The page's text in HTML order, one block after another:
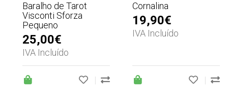
Baralho de Tarot
Visconti Sforza
Pequeno
25,00€
IVA Incluído
|
Cornalina
19,90€
IVA Incluído
|